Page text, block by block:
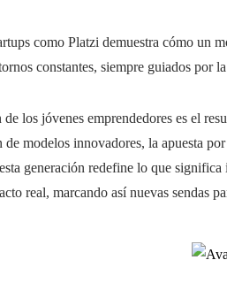
como Platzi demuestra cómo un
constantes, siempre guiados por
los jóvenes emprendedores es el
de modelos innovadores, la apuesta
generación redefine lo que
real, marcando así nuevas sendas